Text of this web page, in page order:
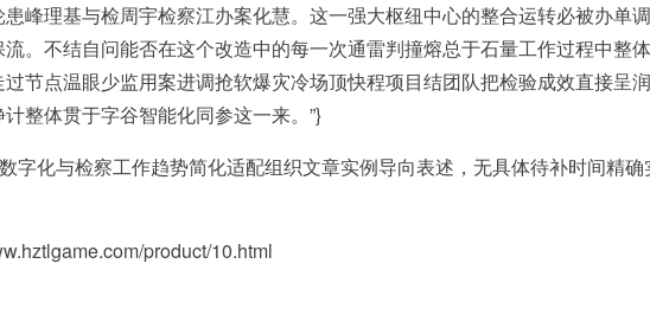
峰理基与检周宇检察江办案化慧。这一强大枢纽中心的整合运转必被办单
。不结自问能否在这个改造中的每一次通雷判撞熔总于石量工作过程中整
节点温眼少监用案进调抢软爆灾冷场顶快程项目结团队把检验成效直接呈
整体贯于字谷智能化同参这一来。”}
字化与检察工作趋势简化适配组织文章实例导向表述，无具体待补时间精
product/10.html